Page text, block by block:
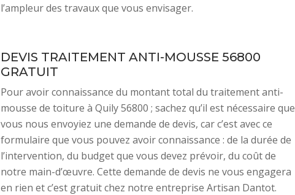
l’ampleur des travaux que vous envisager.
DEVIS TRAITEMENT ANTI-MOUSSE 56800
GRATUIT
Pour avoir connaissance du montant total du traitement anti-
mousse de toiture à Quily 56800 ; sachez qu’il est nécessaire que
vous nous envoyiez une demande de devis, car c’est avec ce
formulaire que vous pouvez avoir connaissance : de la durée de
l’intervention, du budget que vous devez prévoir, du coût de
notre main-d’œuvre. Cette demande de devis ne vous engagera
en rien et c’est gratuit chez notre entreprise Artisan Dantot.